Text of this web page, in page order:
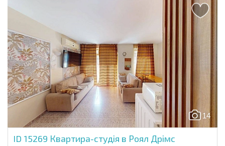
14
ID 15269 Квартира-студія в Роял Дрімс